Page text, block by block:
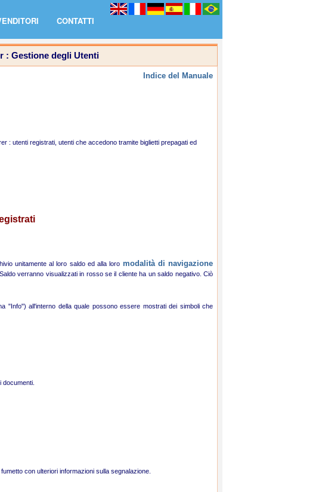
CONTATTI
: Gestione degli Utenti
Indice del Manuale
: utenti registrati, utenti che accedono tramite biglietti prepagati ed
unitamente al loro saldo ed alla loro modalità di navigazione
verranno visualizzati in rosso se il cliente ha un saldo negativo. Ciò
"Info") all'interno della quale possono essere mostrati dei simboli che
con ulteriori informazioni sulla segnalazione.